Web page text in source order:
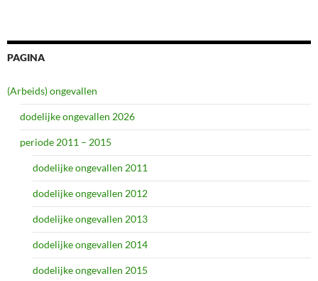
PAGINA
(Arbeids) ongevallen
dodelijke ongevallen 2026
periode 2011 – 2015
dodelijke ongevallen 2011
dodelijke ongevallen 2012
dodelijke ongevallen 2013
dodelijke ongevallen 2014
dodelijke ongevallen 2015